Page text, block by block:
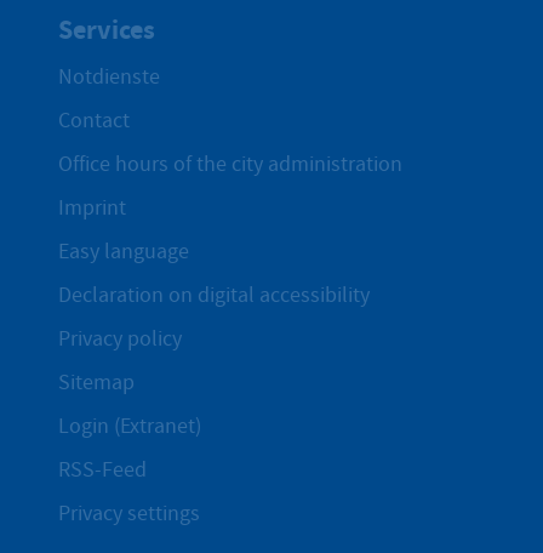
Services
Notdienste
Contact
Office hours of the city administration
Imprint
Easy language
Declaration on digital accessibility
Privacy policy
Sitemap
Login (Extranet)
RSS-Feed
Privacy settings